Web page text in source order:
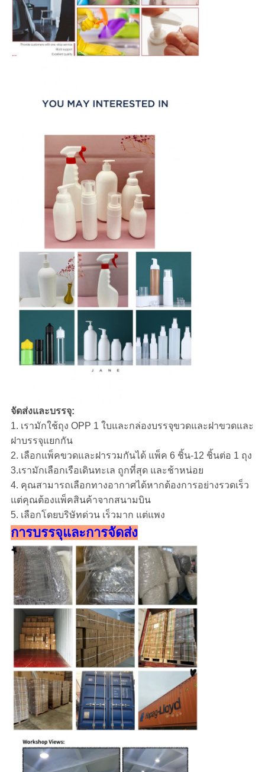
จัดส่งและบรรจุ:
1. เรามักใช้ถุง OPP 1 ใบและกล่องบรรจุขวดและฝาขวดและ
ฝาบรรจุแยกกัน
2. เลือกแพ็คขวดและฝารวมกันได้ แพ็ค 6 ชิ้น-12 ชิ้นต่อ 1 ถุง
3.เรามักเลือกเรือเดินทะเล ถูกที่สุด และช้าหน่อย
4. คุณสามารถเลือกทางอากาศได้หากต้องการอย่างรวดเร็ว
แต่คุณต้องแพ็คสินค้าจากสนามบิน
5. เลือกโดยบริษัทด่วน เร็วมาก แต่แพง
การบรรจุและการจัดส่ง